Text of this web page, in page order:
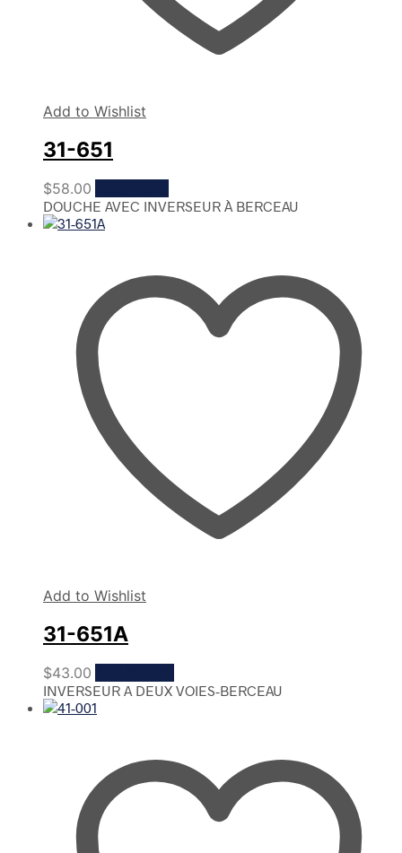
Add to Wishlist
31-651
$58.00
DOUCHE AVEC INVERSEUR À BERCEAU
Add to Wishlist
31-651A
$43.00
INVERSEUR A DEUX VOIES-BERCEAU